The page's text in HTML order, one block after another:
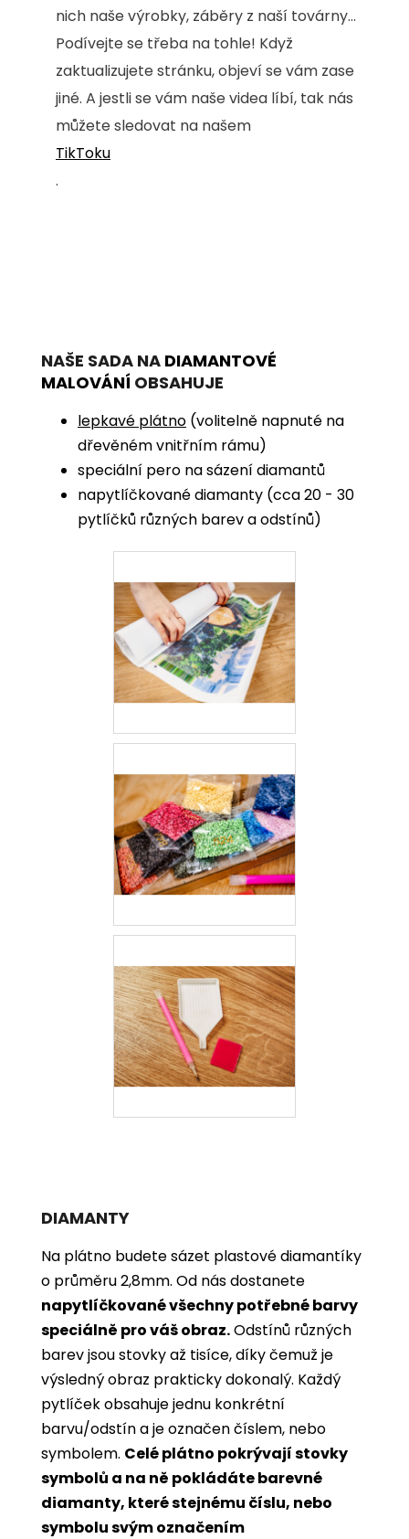
nich naše výrobky, záběry z naší továrny...
Podívejte se třeba na tohle! Když
zaktualizujete stránku, objeví se vám zase
jiné. A jestli se vám naše videa líbí, tak nás
můžete sledovat na našem
TikToku
.
NAŠE SADA NA DIAMANTOVÉ
MALOVÁNÍ OBSAHUJE
lepkavé plátno (volitelně napnuté na
dřevěném vnitřním rámu)
speciální pero na sázení diamantů
napytlíčkované diamanty (cca 20 - 30
pytlíčků různých barev a odstínů)
DIAMANTY
Na plátno budete sázet plastové diamantíky
o průměru 2,8mm. Od nás dostanete
napytlíčkované všechny potřebné barvy
speciálně pro váš obraz.Odstínů různých
barev jsou stovky až tisíce, díky čemuž je
výsledný obraz prakticky dokonalý. Každý
pytlíček obsahuje jednu konkrétní
barvu/odstín a je označen číslem, nebo
symbolem. Celé plátno pokrývají stovky
symbolů a na ně pokládáte barevné
diamanty, které stejnému číslu, nebo
symbolu svým označením